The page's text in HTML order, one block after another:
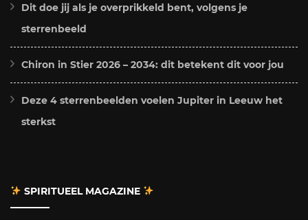
Dit doe jij als je overprikkeld bent, volgens je
sterrenbeeld
Chiron in Stier 2026 – 2034: dit betekent dit voor jou
Deze 4 sterrenbeelden voelen Jupiter in Leeuw het
sterkst
SPIRITUEEL MAGAZINE